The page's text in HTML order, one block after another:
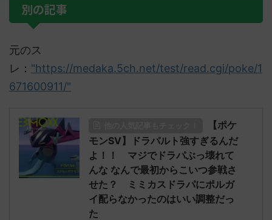
別の記事
元のス
レ： "https://medaka.5ch.net/test/read.cgi/poke/1
671600911/"
【ポケ
モンSV】ドラパルト強すぎるんだ
よ！！ マジでドラパぶっ壊れて
んな なんで最初からこいつ参戦さ
せた？ ミミカスドラパにポルガ
イ配らなかったのはいい調整だっ
た